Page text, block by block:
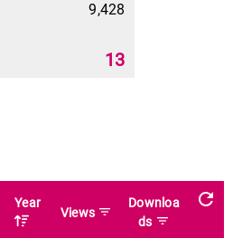
9,428
13
Year
Views filter_list
Downloa
ds filter_list
refresh